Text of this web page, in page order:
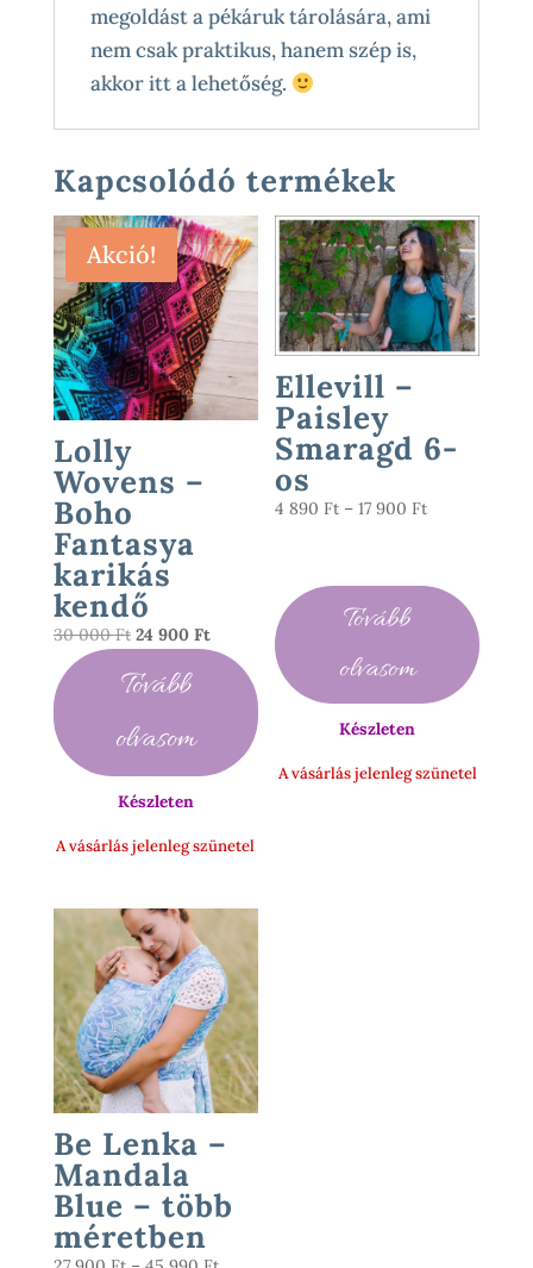
megoldást a pékáruk tárolására, ami
nem csak praktikus, hanem szép is,
akkor itt a lehetőség.
Kapcsolódó termékek
Akció!
Lolly
Wovens –
Boho
Fantasya
karikás
kendő
30 000Ft Original
was:
000 Ft.
24 900 FtCurrent
price
900 Ft.
Tovább
olvasom
Készleten
A vásárlás jelenleg szünetel
Ellevill –
Paisley
Smaragd 6-
os
4 890 Ft – 17 900 FtÁrtartomány:
-
Tovább
olvasom
Készleten
A vásárlás jelenleg szünetel
Be Lenka –
Mandala
Blue – több
méretben